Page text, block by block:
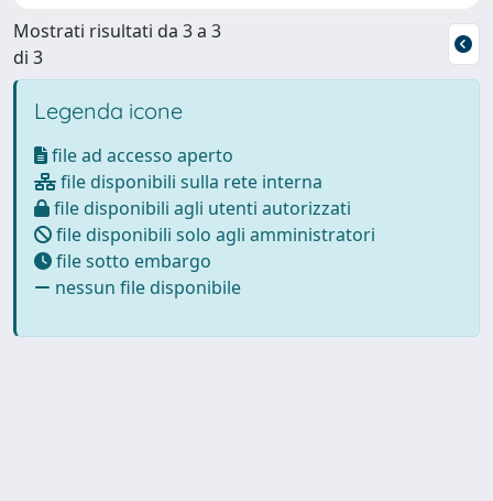
Mostrati risultati da 3 a 3
di 3
Legenda icone
file ad accesso aperto
file disponibili sulla rete interna
file disponibili agli utenti autorizzati
file disponibili solo agli amministratori
file sotto embargo
nessun file disponibile